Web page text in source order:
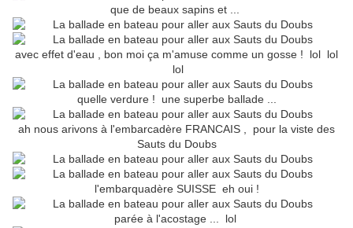
que de beaux sapins et ...
avec effet d'eau , bon moi ça m'amuse comme un gosse ! lol lol
lol
quelle verdure ! une superbe ballade ...
ah nous arivons à l'embarcadère FRANCAIS , pour la viste des
Sauts du Doubs
l'embarquadère SUISSE eh oui !
parée à l'acostage ... lol